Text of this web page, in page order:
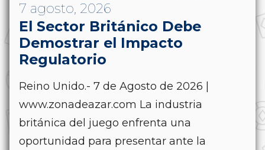
7 agosto, 2026
El Sector Británico Debe
Demostrar el Impacto
Regulatorio
Reino Unido.- 7 de Agosto de 2026 |
www.zonadeazar.com La industria
británica del juego enfrenta una
oportunidad para presentar ante la